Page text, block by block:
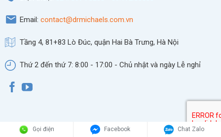
Email: contact@drmichaels.com.vn
Tầng 4, 81+83 Lò Đúc, quận Hai Bà Trưng, Hà Nội
Thứ 2 đến thứ 7: 8:00 - 17:00 - Chủ nhật và ngày Lễ nghỉ
Gọi điện Facebook Chat Zalo